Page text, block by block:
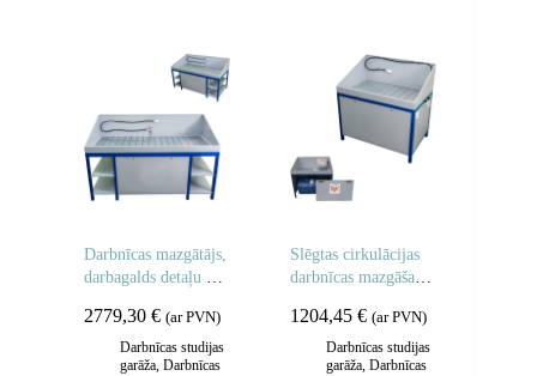
Darbnīcas mazgātājs,
darbagalds detaļu un
mazgāšanai MST
2779,30 € (ar PVN)
Darbnīcas studijas
garāža Darbnīcas
Slēgtas cirkulācijas
darbnīcas mazgāšanas
instrumentiem MST
1204,45€ (ar PVN)
Darbnīcas studijas
garāža ,Darbnīcas